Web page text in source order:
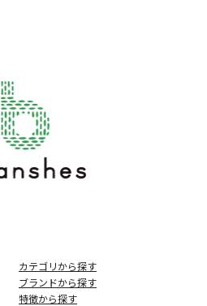
カテゴリから探す
ブランドから探す
特徴から探す